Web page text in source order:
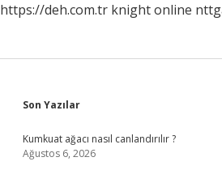
https://deh.com.tr knight online
Sidebar
Son Yazılar
Kumkuat ağacı nasıl canlandırılır ?
Ağustos 6, 2026